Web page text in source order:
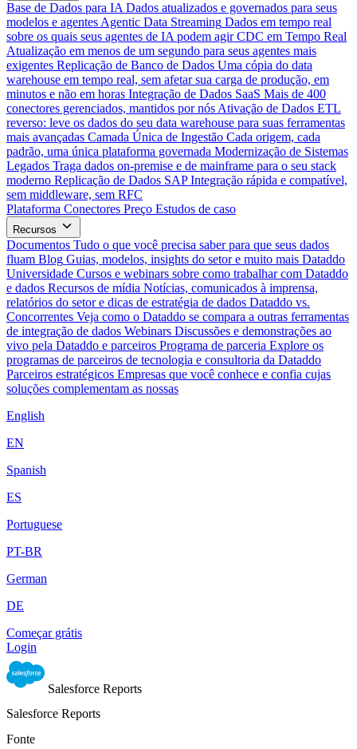
Base de Dados para IA Dados atualizados e governados para seus
modelos e agentes Agentic Data Streaming Dados em tempo real
sobre os quais seus agentes de IA podem agir CDC em Tempo Real
Atualização em menos de um segundo para seus agentes mais
exigentes Replicação de Banco de Dados Uma cópia do data
warehouse em tempo real, sem afetar sua carga de produção, em
minutos e não em horas Integração de Dados SaaS Mais de 400
conectores gerenciados, mantidos por nós Ativação de Dados ETL
reverso: leve os dados do seu data warehouse para suas ferramentas
mais avançadas Camada Única de Ingestão Cada origem, cada
padrão, uma única plataforma governada Modernização de Sistemas
Legados Traga dados on-premise e de mainframe para o seu stack
moderno Replicação de Dados SAP Integração rápida e compatível,
sem middleware, sem RFC
Plataforma Conectores Preço Estudos de caso
Recursos
Documentos Tudo o que você precisa saber para que seus dados
fluam Blog Guias, modelos, insights do setor e muito mais Dataddo
Universidade Cursos e webinars sobre como trabalhar com Dataddo
e dados Recursos de mídia Notícias, comunicados à imprensa,
relatórios do setor e dicas de estratégia de dados Dataddo vs.
Concorrentes Veja como o Dataddo se compara a outras ferramentas
de integração de dados Webinars Discussões e demonstrações ao
vivo pela Dataddo e parceiros Programa de parceria Explore os
programas de parceiros de tecnologia e consultoria da Dataddo
Parceiros estratégicos Empresas que você conhece e confia cujas
soluções complementam as nossas
English
EN
Spanish
ES
Portuguese
PT-BR
German
DE
Começar grátis
Login
Salesforce Reports
Salesforce Reports
Fonte